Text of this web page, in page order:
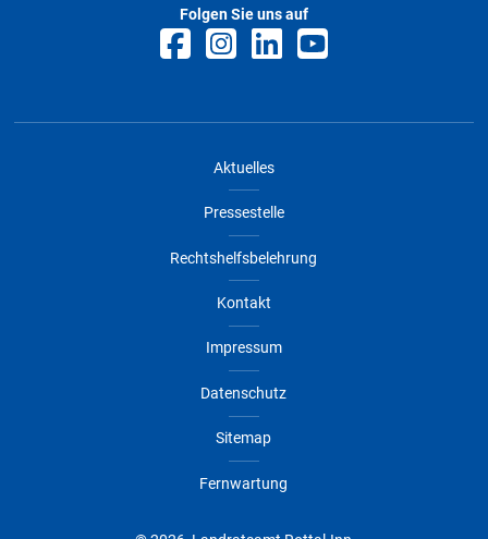
Folgen Sie uns auf
Aktuelles
Pressestelle
Rechtshelfsbelehrung
Kontakt
Impressum
Datenschutz
Sitemap
Fernwartung